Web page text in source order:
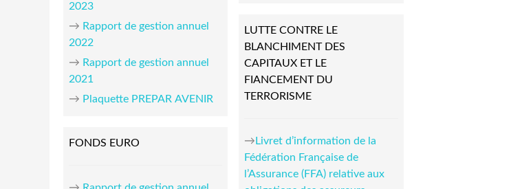
2023
→ Rapport de gestion annuel
2022
→ Rapport de gestion annuel
2021
→ Plaquette PREPAR AVENIR
FONDS EURO
LUTTE CONTRE LE
BLANCHIMENT DES
CAPITAUX ET LE
FIANCEMENT DU
TERRORISME
→ Livret d’information de la
Fédération Française de
l’Assurance (FFA) relative aux